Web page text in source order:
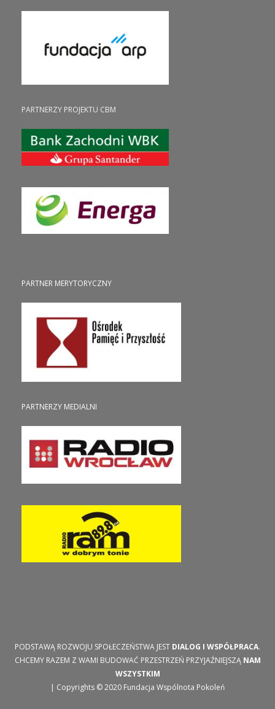
PARTNERZY PROJEKTU CBM
PARTNER MERYTORYCZNY
PARTNERZY MEDIALNI
PODSTAWĄ ROZWOJU SPOŁECZEŃSTWA JEST DIALOG I WSPÓŁPRACA.
CHCEMY RAZEM Z WAMI BUDOWAĆ PRZESTRZEŃ PRZYJAŹNIEJSZĄ NAM
WSZYSTKIM
| Copyrights © 2020 Fundacja Wspólnota Pokoleń